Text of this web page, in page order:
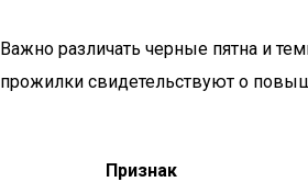
Важно различать черные пятна и
прожилки свидетельствуют о
Признак